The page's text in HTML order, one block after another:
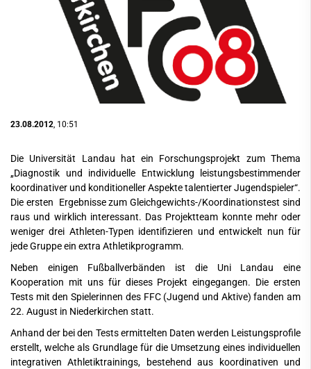
23.08.2012 , 10:51
Die Universität Landau hat ein Forschungsprojekt zum Thema
„Diagnostik und individuelle Entwicklung leistungsbestimmender
koordinativer und konditioneller Aspekte talentierter Jugendspieler“.
Die ersten Ergebnisse zum Gleichgewichts-/Koordinationstest sind
raus und wirklich interessant. Das Projektteam konnte mehr oder
weniger drei Athleten-Typen identifizieren und entwickelt nun für
jede Gruppe ein extra Athletikprogramm.
Neben einigen Fußballverbänden ist die Uni Landau eine
Kooperation mit uns für dieses Projekt eingegangen. Die ersten
Tests mit den Spielerinnen des FFC (Jugend und Aktive) fanden am
22. August in Niederkirchen statt.
Anhand der bei den Tests ermittelten Daten werden Leistungsprofile
erstellt, welche als Grundlage für die Umsetzung eines individuellen
integrativen Athletiktrainings, bestehend aus koordinativen und